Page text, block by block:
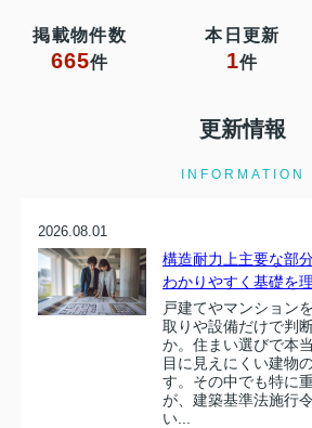
掲載物件数
665件
本日更新
1件
更新情報
INFORMATION
2026.08.01
構造耐力上主要な部
わかりやすく基礎を
戸建てやマンション
取りや設備だけで判
か。住まい選びで本
目に見えにくい建物
す。その中でも特に
が、建築基準法施行
い...